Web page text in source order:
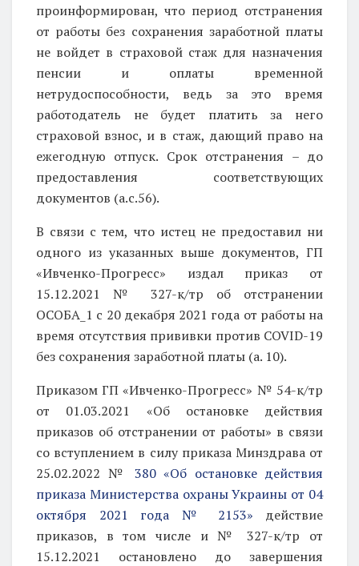
проинформирован, что период отстранения
от работы без сохранения заработной платы
не войдет в страховой стаж для назначения
пенсии и оплаты временной
нетрудоспособности, ведь за это время
работодатель не будет платить за него
страховой взнос, и в стаж, дающий право на
ежегодную отпуск. Срок отстранения – до
предоставления соответствующих
документов (а.с.56).
В связи с тем, что истец не предоставил ни
одного из указанных выше документов, ГП
«Ивченко-Прогресс» издал приказ от
15.12.2021 № 327-к/тр об отстранении
ОСОБА_1 с 20 декабря 2021 года от работы на
время отсутствия прививки против COVID-19
без сохранения заработной платы (а. 10).
Приказом ГП «Ивченко-Прогресс» № 54-к/тр
от 01.03.2021 «Об остановке действия
приказов об отстранении от работы» в связи
со вступлением в силу приказа Минздрава от
25.02.2022 № 380 «Об остановке действия
приказа Министерства охраны Украины от 04
октября 2021 года № 2153» действие
приказов, в том числе и № 327-к/тр от
15.12.2021 остановлено до завершения